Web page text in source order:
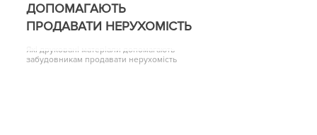
ДОПОМАГАЮТЬ
ПРОДАВАТИ НЕРУХОМІСТЬ
Які друковані матеріали допомагають
забудовникам продавати нерухомість